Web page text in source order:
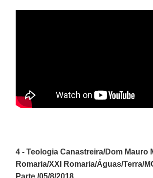
4 - Teologia Canastreira/Dom Mauro
Romaria/XXI Romaria/Águas/Terra/
Parte./05/8/2018